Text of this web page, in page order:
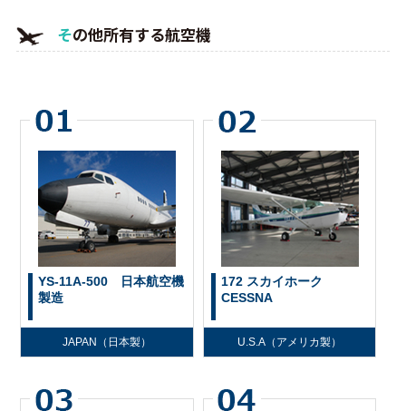
その他所有する航空機
YS-11A-500 日本航空機
製造
JAPAN（日本製）
172 スカイホーク
CESSNA
U.S.A（アメリカ製）